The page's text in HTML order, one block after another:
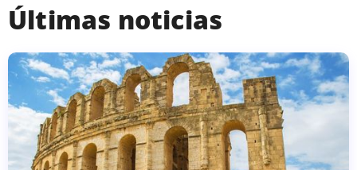
Últimas noticias